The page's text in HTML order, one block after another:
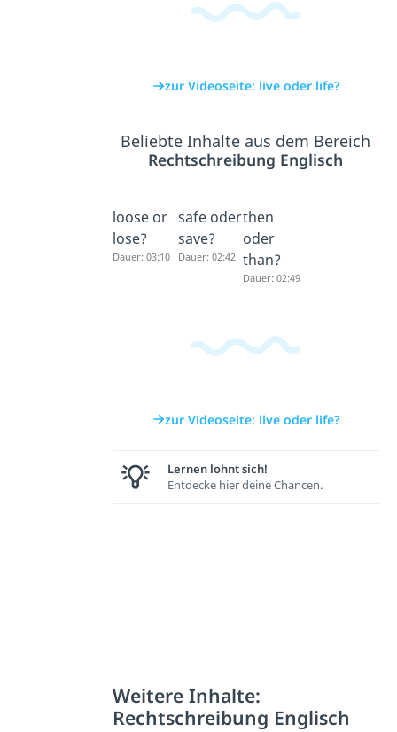
zur Videoseite: live oder life?
Beliebte Inhalte aus dem Bereich
Rechtschreibung Englisch
loose or
lose?
Dauer: 03:10
safe oder
save?
Dauer: 02:42
then
oder
than?
Dauer: 02:49
zur Videoseite: live oder life?
Lernen lohnt sich!
Entdecke hier deine Chancen.
Weitere Inhalte:
Rechtschreibung Englisch